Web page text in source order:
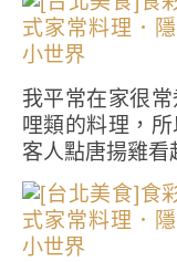
我平常在家很
哩類的料理，
客人點唐揚雞看